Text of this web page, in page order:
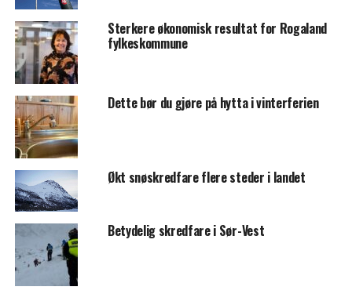
Sterkere økonomisk resultat for Rogaland
fylkeskommune
Dette bør du gjøre på hytta i vinterferien
Økt snøskredfare flere steder i landet
Betydelig skredfare i Sør-Vest